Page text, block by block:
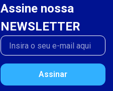
Assine nossa
NEWSLETTER
Assinar